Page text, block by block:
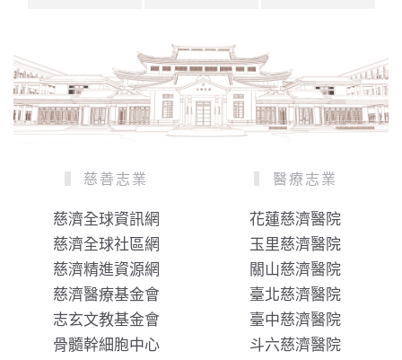
慈善志業
慈濟全球資訊網
慈濟全球社區網
慈濟精進資源網
慈濟醫療基金會
志玄文教基金會
骨髓幹細胞中心
醫療志業
花蓮慈濟醫院
玉里慈濟醫院
關山慈濟醫院
臺北慈濟醫院
臺中慈濟醫院
斗六慈濟醫院